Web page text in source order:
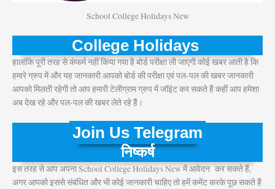
School College Holidays New
College Holidays
हालांकि पूरी तरह से कंफर्म नहीं किया गया है बोर्ड परीक्षा ली जाएगी कोई खबर आती है कि
हमारे ग्रुप में और यह जानकारी आपको बोर्ड की परीक्षा एवं पल-पल की खबर जानकारी
आपको मिलती रहेगी तो आप हमारी टेलीग्राम ग्रुप में जॉइंट कर सकते हैं कहीं आप हमेशा
अब देख रहे और पल-पल की खबर लेते रहे हैं।
Join Us Telegram
निष्कर्ष
इस तरह से आप अपना School College Holidays New में आवेदन कर सकते हैं,
अगर आपको इससे संबंधित और भी कोई जानकारी चाहिए तो हमें कमेंट करके पूछ सकते हैं